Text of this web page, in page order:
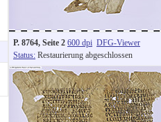
P. 8764, Seite 2 600 dpi DFG-Viewer
Status: Restaurierung abgeschlossen